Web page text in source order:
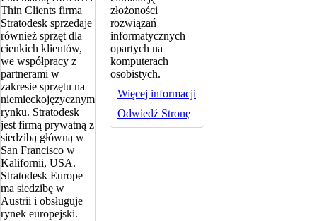
Thin Clients firma
Stratodesk sprzedaje
również sprzęt dla
cienkich klientów,
we współpracy z
partnerami w
zakresie sprzętu na
niemieckojęzycznym
rynku. Stratodesk
jest firmą prywatną z
siedzibą główną w
San Francisco w
Kalifornii, USA.
Stratodesk Europe
ma siedzibę w
Austrii i obsługuje
rynek europejski.
złożoności
rozwiązań
informatycznych
opartych na
komputerach
osobistych.
Więcej informacji
Odwiedź Stronę